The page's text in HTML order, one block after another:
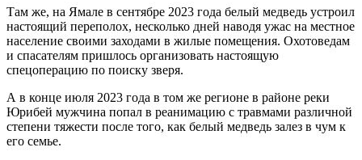
Там же, на Ямале в сентябре 2023 года белый медведь устроил
настоящий переполох, несколько дней наводя ужас на местное
население своими заходами в жилые помещения. Охотоведам
и спасателям пришлось организовать настоящую
спецоперацию по поиску зверя.
А в конце июля 2023 года в том же регионе в районе реки
Юрибей мужчина попал в реанимацию с травмами различной
степени тяжести после того, как белый медведь залез в чум к
его семье.